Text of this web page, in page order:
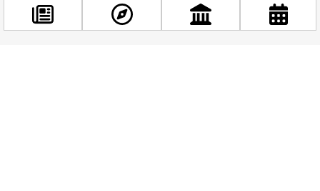
Nyílt nap a Szépilona kocsiszínben – Ingyenes